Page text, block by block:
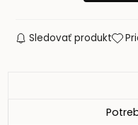
Sledovať produkt